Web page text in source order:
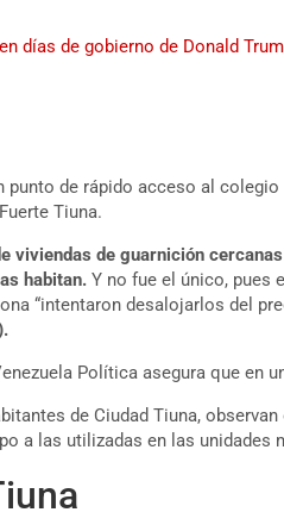
días de gobierno de Donald
punto de rápido acceso al
Tiuna.
viviendas de guarnición
habitan. Y no fue el único, pues
“intentaron desalojarlos del
Política asegura que en
de Ciudad Tiuna,
a las utilizadas en las unidades